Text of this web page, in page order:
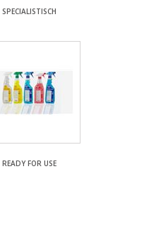
SPECIALISTISCH
READY FOR USE